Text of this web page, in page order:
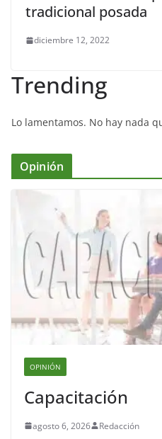
tradicional posada
diciembre 12, 2022
Trending
Lo lamentamos. No hay nada
Opinión
OPINIÓN
Capacitación
agosto 6, 2026 Redacción